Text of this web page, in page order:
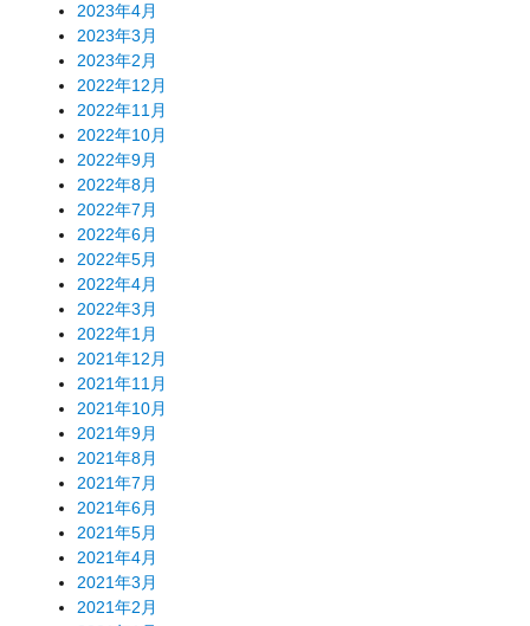
2023年4月
2023年3月
2023年2月
2022年12月
2022年11月
2022年10月
2022年9月
2022年8月
2022年7月
2022年6月
2022年5月
2022年4月
2022年3月
2022年1月
2021年12月
2021年11月
2021年10月
2021年9月
2021年8月
2021年7月
2021年6月
2021年5月
2021年4月
2021年3月
2021年2月